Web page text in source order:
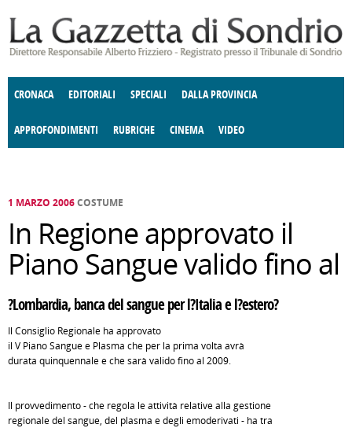
CRONACA EDITORIALI SPECIALI DALLA PROVINCIA
APPROFONDIMENTI
E SPETTACOLI POLITICA
RUBRICHE
DELLE IDEE FATTI DELLO SPIRITO
CINEMA VIDEO
1 MARZO 2006COSTUME
In Regione approvato il
Piano Sangue valido fino al
?Lombardia, banca del sangue per l?Italia e l?estero?
Il Consiglio Regionale ha approvato
il V Piano Sangue e Plasma che per la prima volta avrà
durata quinquennale e che sarà valido fino al 2009.
Il provvedimento - che regola le attività relative alla gestione
regionale del sangue, del plasma e degli emoderivati - ha tra